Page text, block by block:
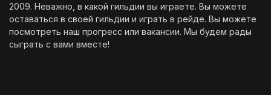
2009. Неважно, в какой гильдии вы играете. Вы можете
оставаться в своей гильдии и играть в рейде. Вы можете
посмотреть наш прогресс или вакансии. Мы будем рады
сыграть с вами вместе!